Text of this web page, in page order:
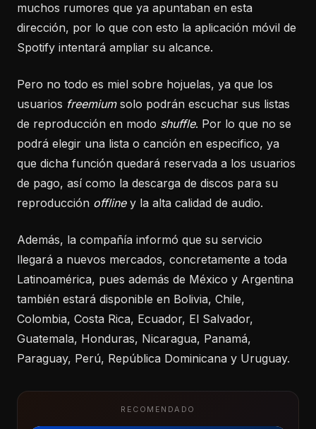
muchos rumores que ya apuntaban en esta
dirección, por lo que con esto la aplicación móvil de
Spotify intentará ampliar su alcance.
Pero no todo es miel sobre hojuelas, ya que los
usuarios freemiumsolo podrán escuchar sus listas
de reproducción en modo shuffle. Por lo que no se
podrá elegir una lista o canción en especifico, ya
que dicha función quedará reservada a los usuarios
de pago, así como la descarga de discos para su
reproducción offliney la alta calidad de audio.
Además, la compañía informó que su servicio
llegará a nuevos mercados, concretamente a toda
Latinoamérica, pues además de México y Argentina
también estará disponible en Bolivia, Chile,
Colombia, Costa Rica, Ecuador, El Salvador,
Guatemala, Honduras, Nicaragua, Panamá,
Paraguay, Perú, República Dominicana y Uruguay.
RECOMENDADO